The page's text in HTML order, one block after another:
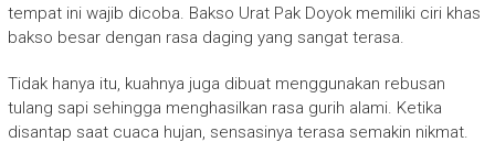
tempat ini wajib dicoba. Bakso Urat Pak Doyok memiliki ciri khas
bakso besar dengan rasa daging yang sangat terasa.
Tidak hanya itu, kuahnya juga dibuat menggunakan rebusan
tulang sapi sehingga menghasilkan rasa gurih alami. Ketika
disantap saat cuaca hujan, sensasinya terasa semakin nikmat.